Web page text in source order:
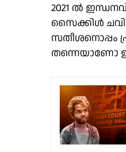
2021 ൽ
സൈക്കിൾ
സതീശനൊപ്പം
തന്നെയാണോ